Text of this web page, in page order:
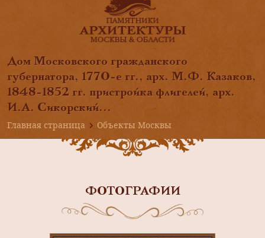
Дом Московского гражданского
губернатора, 1770-е гг., арх. М.Ф. Казаков,
1848-1852 гг. пристройка флигелей, арх.
И.А. Сикорский...
Главная страница
Объекты Москвы
ФОТОГРАФИИ